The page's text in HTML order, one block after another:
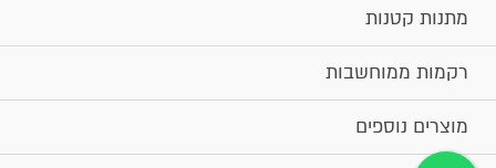
מתנות קטנות
רקמות ממוחשבות
מוצרים נוספים